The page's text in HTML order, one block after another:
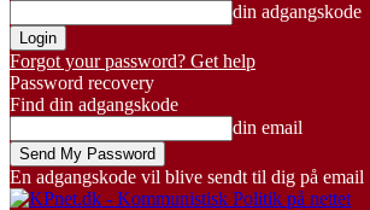
din adgangskode
Forgot your password? Get help
Password recovery
Find din adgangskode
din email
En adgangskode vil blive sendt til dig på email